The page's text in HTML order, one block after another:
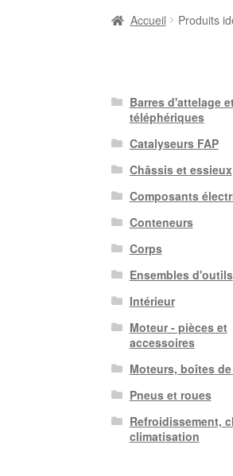
Accueil Produits
Barres d'attelage
téléphériques
Catalyseurs FAP
Châssis et essieux
Composants
Conteneurs
Corps
Ensembles d'outils
Intérieur
Moteur - pièces et
accessoires
Moteurs, boîtes
Pneus et roues
Refroidissement,
climatisation